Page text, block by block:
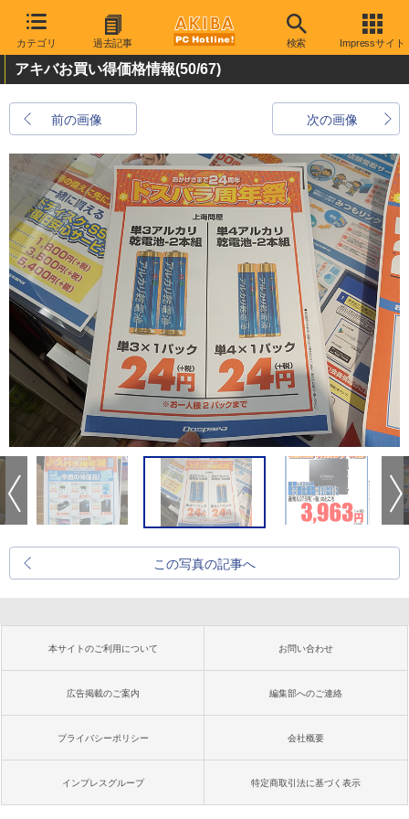
カテゴリ 過去記事 検索 Impressサイト
アキバお買い得価格情報(50/67)
前の画像 次の画像
この写真の記事へ
本サイトのご利用について お問い合わせ
広告掲載のご案内 編集部へのご連絡
プライバシーポリシー 会社概要
インプレスグループ 特定商取引法に基づく表示